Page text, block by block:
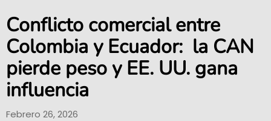
Conflicto comercial entre
Colombia y Ecuador: la CAN
pierde peso y EE. UU. gana
influencia
Febrero 26, 2026